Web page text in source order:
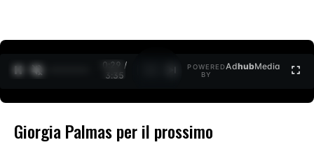
0:30 /
3:35
POWERED
BY
AdhubMedia
Giorgia Palmas per il prossimo